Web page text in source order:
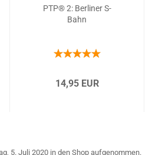
PTP® 2: Berliner S-
Bahn
14,95 EUR
5. Juli 2020 in den Shop aufgenommen.